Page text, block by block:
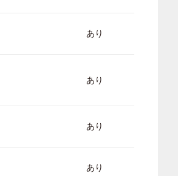
あり
あり
あり
あり